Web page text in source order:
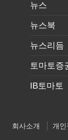
뉴스
뉴스북
뉴스리듬
토마토증
IB토마토
회사소개 개